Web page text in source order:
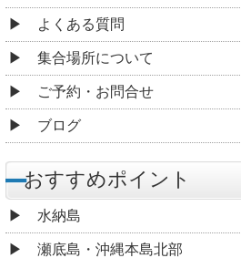
よくある質問
集合場所について
ご予約・お問合せ
ブログ
おすすめポイント
水納島
瀬底島・沖縄本島北部